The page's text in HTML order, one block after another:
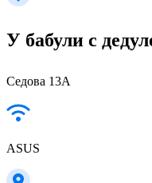
У бабули с
Седова 13А
ASUS